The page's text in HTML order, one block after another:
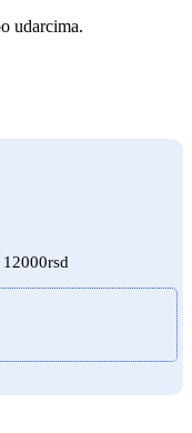
udarcima.